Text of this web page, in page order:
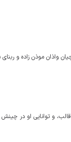
واذان موذن زاده و
و توانایی او در